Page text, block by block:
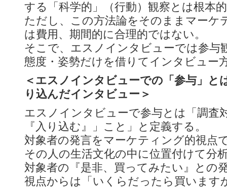
する「科学的」（行動）観察とは根本
ただし、この方法論をそのままマーケ
は費用、期間的に合理的ではない。
そこで、エスノインタビューでは参与
態度・姿勢だけを借りてインタビュー
＜エスノインタビューでの「参与」と
り込んだインタビュー＞
エスノインタビューで参与とは「調査
『入り込む』」こと」と定義する。
対象者の発言をマーケティング的視点
その人の生活文化の中に位置付けて分
対象者の『是非、買ってみたい』との
視点からは「いくらだったら買います